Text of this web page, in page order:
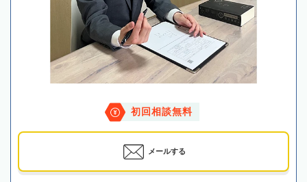
初回相談無料
メールする